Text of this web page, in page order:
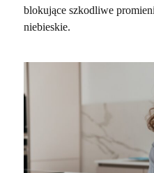
blokujące szkodliwe
niebieskie.